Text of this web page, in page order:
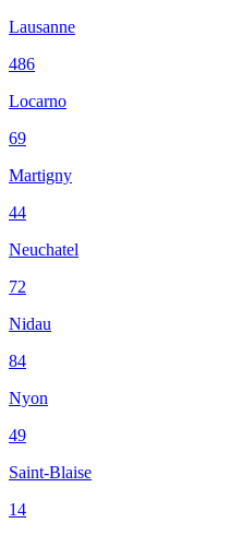
Lausanne
486
Locarno
69
Martigny
44
Neuchatel
72
Nidau
84
Nyon
49
Saint-Blaise
14